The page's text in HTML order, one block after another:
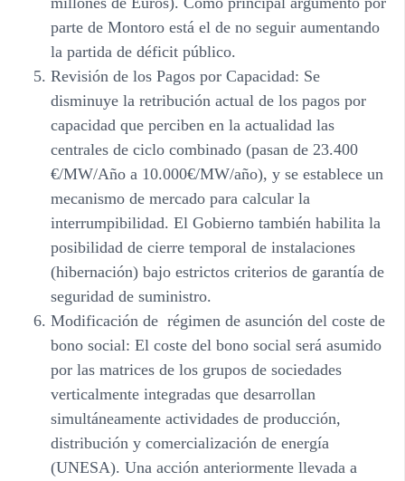
parte de Montoro está el de no seguir aumentando
la partida de déficit público.
Revisión de los Pagos por Capacidad: Se
disminuye la retribución actual de los pagos por
capacidad que perciben en la actualidad las
centrales de ciclo combinado (pasan de 23.400
€/MW/Año a 10.000€/MW/año), y se establece un
mecanismo de mercado para calcular la
interrumpibilidad. El Gobierno también habilita la
posibilidad de cierre temporal de instalaciones
(hibernación) bajo estrictos criterios de garantía de
seguridad de suministro.
Modificación de régimen de asunción del coste de
bono social: El coste del bono social será asumido
por las matrices de los grupos de sociedades
verticalmente integradas que desarrollan
simultáneamente actividades de producción,
distribución y comercialización de energía
(UNESA). Una acción anteriormente llevada a